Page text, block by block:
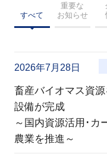
すべて
重要な
お知らせ
2026年7月28日
畜産バイオマス資
設備が完成
～国内資源活用･カ
農業を推進～